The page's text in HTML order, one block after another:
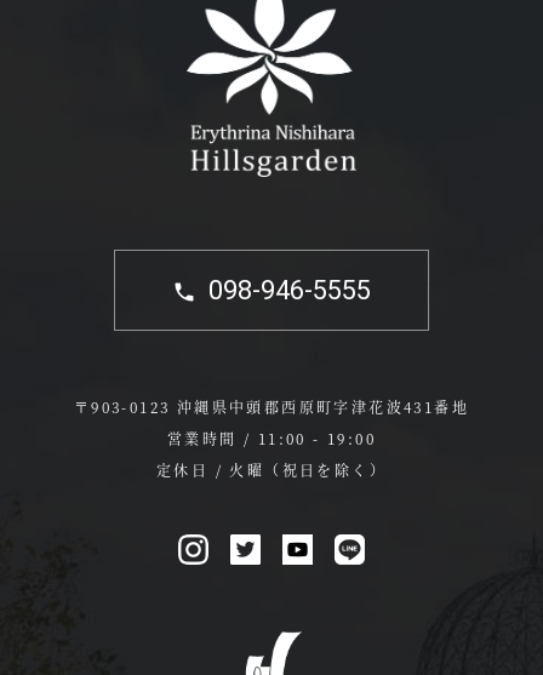
098-946-5555
〒903-0123 沖縄県中頭郡西原町字津花波431番地
営業時間 / 11:00 - 19:00
定休日 / 火曜（祝日を除く）